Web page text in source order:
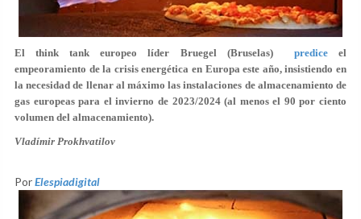
El think tank europeo líder Bruegel (Bruselas) prediceel
empeoramiento de la crisis energética en Europa este año, insistiendo en
la necesidad de llenar al máximo las instalaciones de almacenamiento de
gas europeas para el invierno de 2023/2024 (al menos el 90 por ciento
volumen del almacenamiento).
Vladímir Prokhvatilov
PorElespiadigital